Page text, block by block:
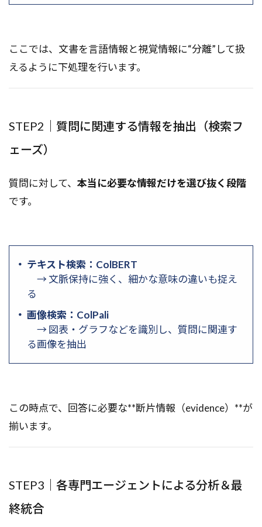
ここでは、文書を言語情報と視覚情報に“分離”して扱
えるように下処理を行います。
STEP2｜質問に関連する情報を抽出（検索フ
ェーズ）
質問に対して、 本当に必要な情報だけを選び抜く段階
です。
テキスト検索：ColBERT
→ 文脈保持に強く、細かな意味の違いも捉え
る
画像検索：ColPali
→ 図表・グラフなどを識別し、質問に関連す
る画像を抽出
この時点で、回答に必要な**断片情報（evidence）**が
揃います。
STEP3｜各専門エージェントによる分析＆最
終統合